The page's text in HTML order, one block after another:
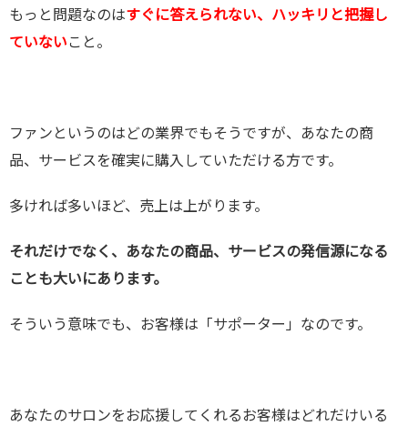
もっと問題なのはすぐに答えられない、ハッキリと把握し
ていない こと。
ファンというのはどの業界でもそうですが、あなたの商
品、サービスを確実に購入していただける方です。
多ければ多いほど、売上は上がります。
それだけでなく、あなたの商品、サービスの発信源になる
ことも大いにあります。
そういう意味でも、お客様は「サポーター」なのです。
あなたのサロンをお応援してくれるお客様はどれだけいる